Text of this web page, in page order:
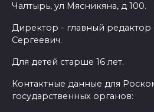
Чалтырь, ул Мясникяна, д 100.
Директор - главный редактор
Сергеевич.
Для детей старше 16 лет.
Контактные данные для
государственных органов: